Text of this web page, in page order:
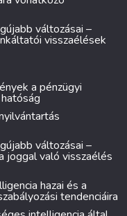
változásai –
visszaélések
a pénzügyi
változásai –
joggal való visszaélés
hazai és a
tendenciáira